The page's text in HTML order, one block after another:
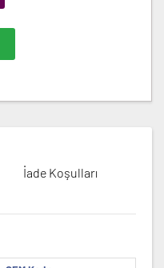
İade Koşulları